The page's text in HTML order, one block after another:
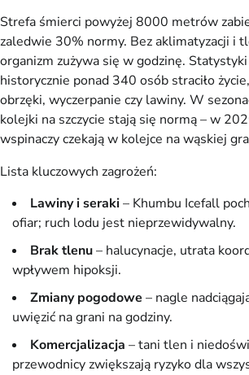
Strefa śmierci powyżej 8000 metrów
zaledwie 30% normy. Bez aklimatyzacji i
organizm zużywa się w godzinę.
historycznie ponad 340 osób straciło
obrzęki, wyczerpanie czy lawiny. W
kolejki na szczycie stają się normą – w
wspinaczy czekają w kolejce na wąskiej
Lista kluczowych zagrożeń:
Lawiny i seraki– Khumbu Icefall
ofiar; ruch lodu jest nieprzewidywalny.
Brak tlenu– halucynacje, utrata
wpływem hipoksji.
Zmiany pogodowe – nagle
uwięzić na grani na godziny.
Komercjalizacja – tani tlen i
przewodnicy zwiększają ryzyko dla